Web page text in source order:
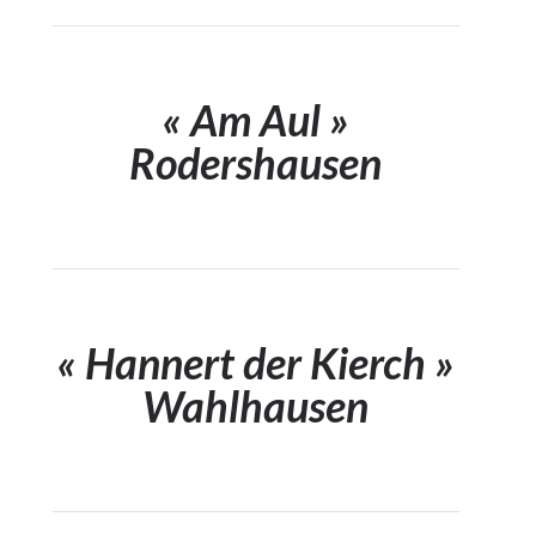
« Am Aul »
Rodershausen
« Hannert der Kierch »
Wahlhausen